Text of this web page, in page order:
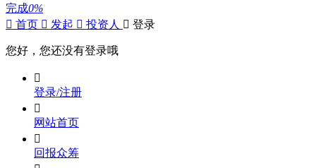
完成0%
 首页  发起  投资人  登录
您好，您还没有登录哦

登录/注册

网站首页

回报众筹